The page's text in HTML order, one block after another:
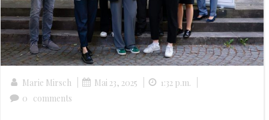
Marie Mirsch Mai 23, 2025 1:32 p.m.
0 comments